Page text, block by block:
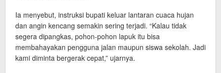
Ia menyebut, instruksi bupati keluar lantaran cuaca hujan
dan angin kencang semakin sering terjadi. “Kalau tidak
segera dipangkas, pohon-pohon lapuk itu bisa
membahayakan pengguna jalan maupun siswa sekolah. Jadi
kami diminta bergerak cepat,” ujarnya.